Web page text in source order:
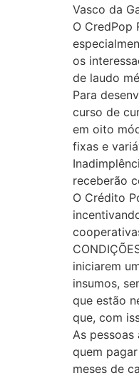
Vasco da
O CredPop
os
de laudo
Para
curso de
em oito
fixas e
receberão
O Crédito
iniciarem
insumos,
que estão
que, com
As
quem
meses de